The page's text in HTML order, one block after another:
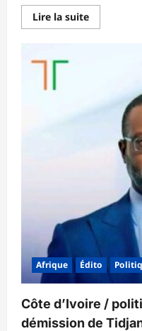
Lire la suiteEn
savoir
soufflé
bougies
Afrique Édito
Côte d’Ivoire /
démission de